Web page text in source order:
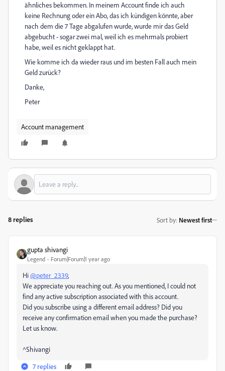
ähnliches bekommen. In meinem Account finde ich auch
keine Rechnung oder ein Abo, das ich kündigen könnte, aber
nach dem die 7 Tage abgalufen wurde, wurde mir das Geld
abgebucht - sogar zwei mal, weil ich es mehrmals probiert
habe, weil es nicht geklappt hat.
Wie komme ich da wieder raus und im besten Fall auch mein
Geld zurück?
Danke,
Peter
Account management
8 replies Sort by: Newest first
gupta shivangi
Legend Forum|Forum|1 year ago
Hi@peter_2339,
We appreciate you reaching out. As you mentioned, I could not
find any active subscription associated with this account.
Did you subscribe using a different email address? Did you
receive any confirmation email when you made the purchase?
Let us know.
^Shivangi
7 replies